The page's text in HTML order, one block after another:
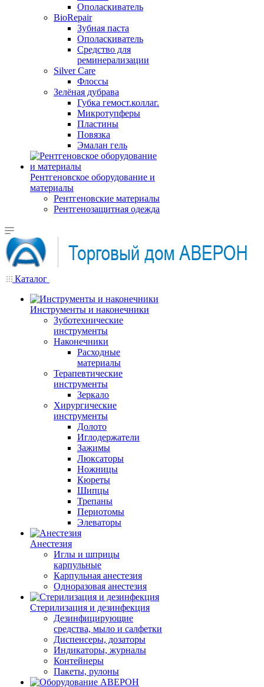
Ополаскиватель
BioRepair
Зубная паста
Ополаскиватель
Средство для
реминерализации
Silver Care
Флоссы
Зелёная дубрава
Губка гемост.коллаг.
Микротупферы
Пластины
Повязка
Эмалан гель
Рентгеновское оборудование и
материалы
Рентгеновские материалы
Рентгенозащитная одежда
Каталог
Инструменты и наконечники
Зуботехнические
инструменты
Наконечники
Расходные
материалы
Терапевтические
инструменты
Зеркало
Хирургические
инструменты
Долото
Иглодержатели
Зажимы
Люксаторы
Ножницы
Кюреты
Шипцы
Трепаны
Периотомы
Элеваторы
Анестезия
Иглы и шприцы
карпульные
Карпульная анестезия
Одноразовая анестезия
Стерилизация и дезинфекция
Дезинфицирующие
средства, мыло и салфетки
Диспенсеры, дозаторы
Индикаторы, журналы
Контейнеры
Пакеты, рулоны